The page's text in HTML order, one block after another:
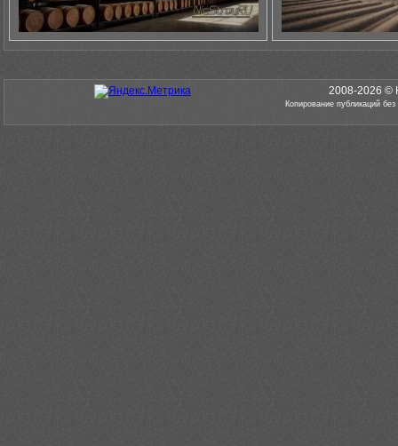
2008-2026 ©
Копирование публикаций